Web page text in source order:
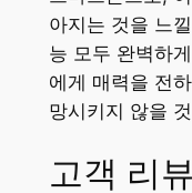
아지는 것을 느
능 모두 완벽하
에게 매력을 전
망시키지 않을
고객 리